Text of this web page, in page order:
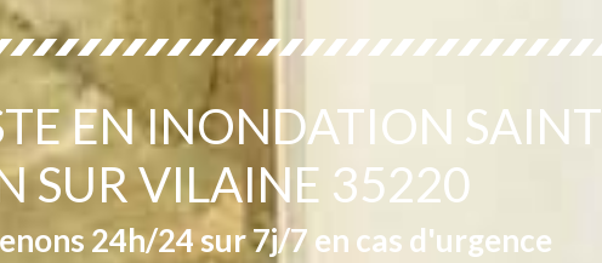
EN INONDATION SAINT
SUR VILAINE 35220
24h/24 sur 7j/7 en cas d'urgence